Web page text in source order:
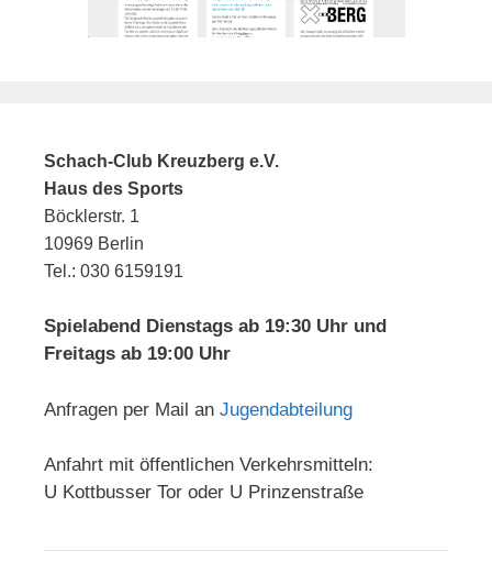
Schach-Club Kreuzberg e.V.
Haus des Sports
Böcklerstr. 1
10969 Berlin
Tel.: 030 6159191
Spielabend Dienstags ab 19:30 Uhr und
Freitags ab 19:00 Uhr
Anfragen per Mail an Jugendabteilung
Anfahrt mit öffentlichen Verkehrsmitteln:
U Kottbusser Tor oder U Prinzenstraße